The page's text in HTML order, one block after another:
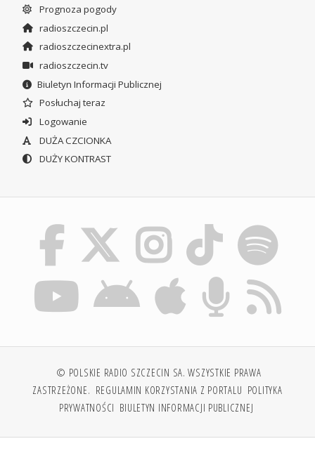
Prognoza pogody
radioszczecin.pl
radioszczecinextra.pl
radioszczecin.tv
Biuletyn Informacji Publicznej
Posłuchaj teraz
Logowanie
DUŻA CZCIONKA
DUŻY KONTRAST
© POLSKIE RADIO SZCZECIN SA. WSZYSTKIE PRAWA
ZASTRZEŻONE. REGULAMIN KORZYSTANIA Z PORTALU POLITYKA
PRYWATNOŚCI BIULETYN INFORMACJI PUBLICZNEJ